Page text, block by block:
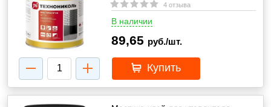
4 отзыва
В наличии
89,65 руб./шт.
Купить